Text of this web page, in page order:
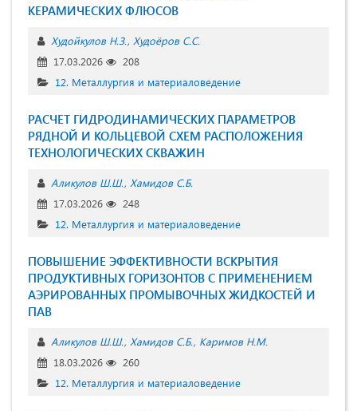
КЕРАМИЧЕСКИХ ФЛЮСОВ
Худойкулов Н.З. Худоёров С.С.
17.03.2026
208
12. Металлургия и материаловедение
РАСЧЕТ ГИДРОДИНАМИЧЕСКИХ ПАРАМЕТРОВ
РЯДНОЙ И КОЛЬЦЕВОЙ СХЕМ РАСПОЛОЖЕНИЯ
ТЕХНОЛОГИЧЕСКИХ СКВАЖИН
Аликулов Ш.Ш. Хамидов С.Б.
17.03.2026
248
12. Металлургия и материаловедение
ПОВЫШЕНИЕ ЭФФЕКТИВНОСТИ ВСКРЫТИЯ
ПРОДУКТИВНЫХ ГОРИЗОНТОВ С ПРИМЕНЕНИЕМ
АЭРИРОВАННЫХ ПРОМЫВОЧНЫХ ЖИДКОСТЕЙ И
ПАВ
Аликулов Ш.Ш. Хамидов С.Б. Каримов Н.М.
18.03.2026
260
12. Металлургия и материаловедение